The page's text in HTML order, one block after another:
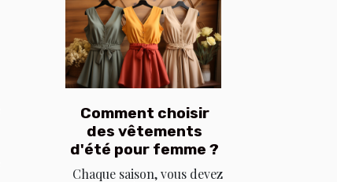
Comment choisir
des vêtements
d'été pour femme ?
Chaque saison, vous devez